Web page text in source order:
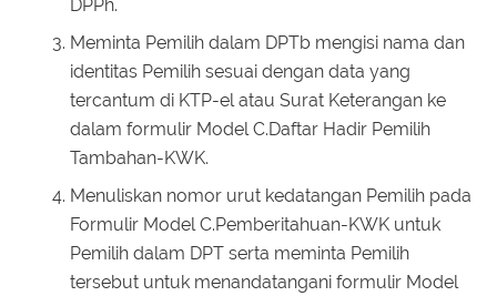
DPPh.
Meminta Pemilih dalam DPTb mengisi nama dan
identitas Pemilih sesuai dengan data yang
tercantum di KTP-el atau Surat Keterangan ke
dalam formulir Model C.Daftar Hadir Pemilih
Tambahan-KWK.
Menuliskan nomor urut kedatangan Pemilih pada
Formulir Model C.Pemberitahuan-KWK untuk
Pemilih dalam DPT serta meminta Pemilih
tersebut untuk menandatangani formulir Model